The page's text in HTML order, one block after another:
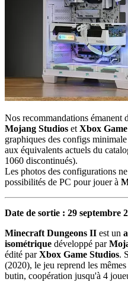
Nos recommandations émanent
Mojang Studios et Xbox
graphiques des configs
aux équivalents actuels du
1060 discontinués).
Les photos des configurations
possibilités de PC pour jouer à
Date de sortie : 29 septembre
Minecraft Dungeons II est un
isométrique développé par
édité parXbox Game Studios.
(2020), le jeu reprend les
butin, coopération jusqu'à 4